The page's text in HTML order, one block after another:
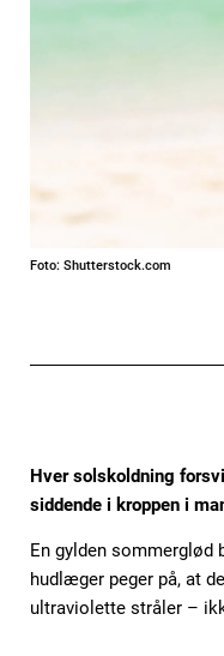
Foto: Shutterstock.com
Hver solskoldning
siddende i kroppen i
En gylden sommerglød
hudlæger peger på, at
ultraviolette stråler –